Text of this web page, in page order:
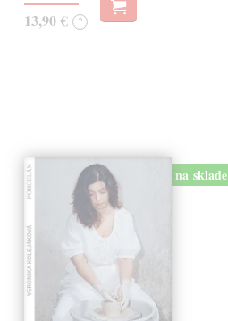
13,90 € ?
na sklade